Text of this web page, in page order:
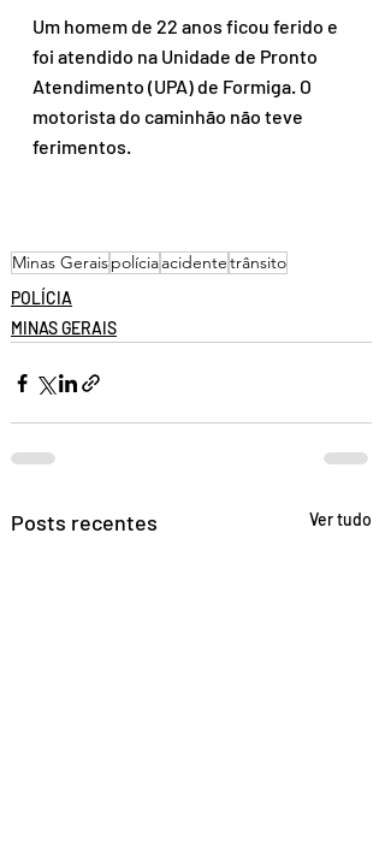
Um homem de 22 anos ficou ferido e
foi atendido na Unidade de Pronto
Atendimento (UPA) de Formiga. O
motorista do caminhão não teve
ferimentos.
Minas Geraispolíciaacidentetrânsito
POLÍCIA
MINAS GERAIS
Posts recentes Ver tudo